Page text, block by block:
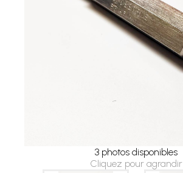
3 photos disponibles
Cliquez pour agrandir